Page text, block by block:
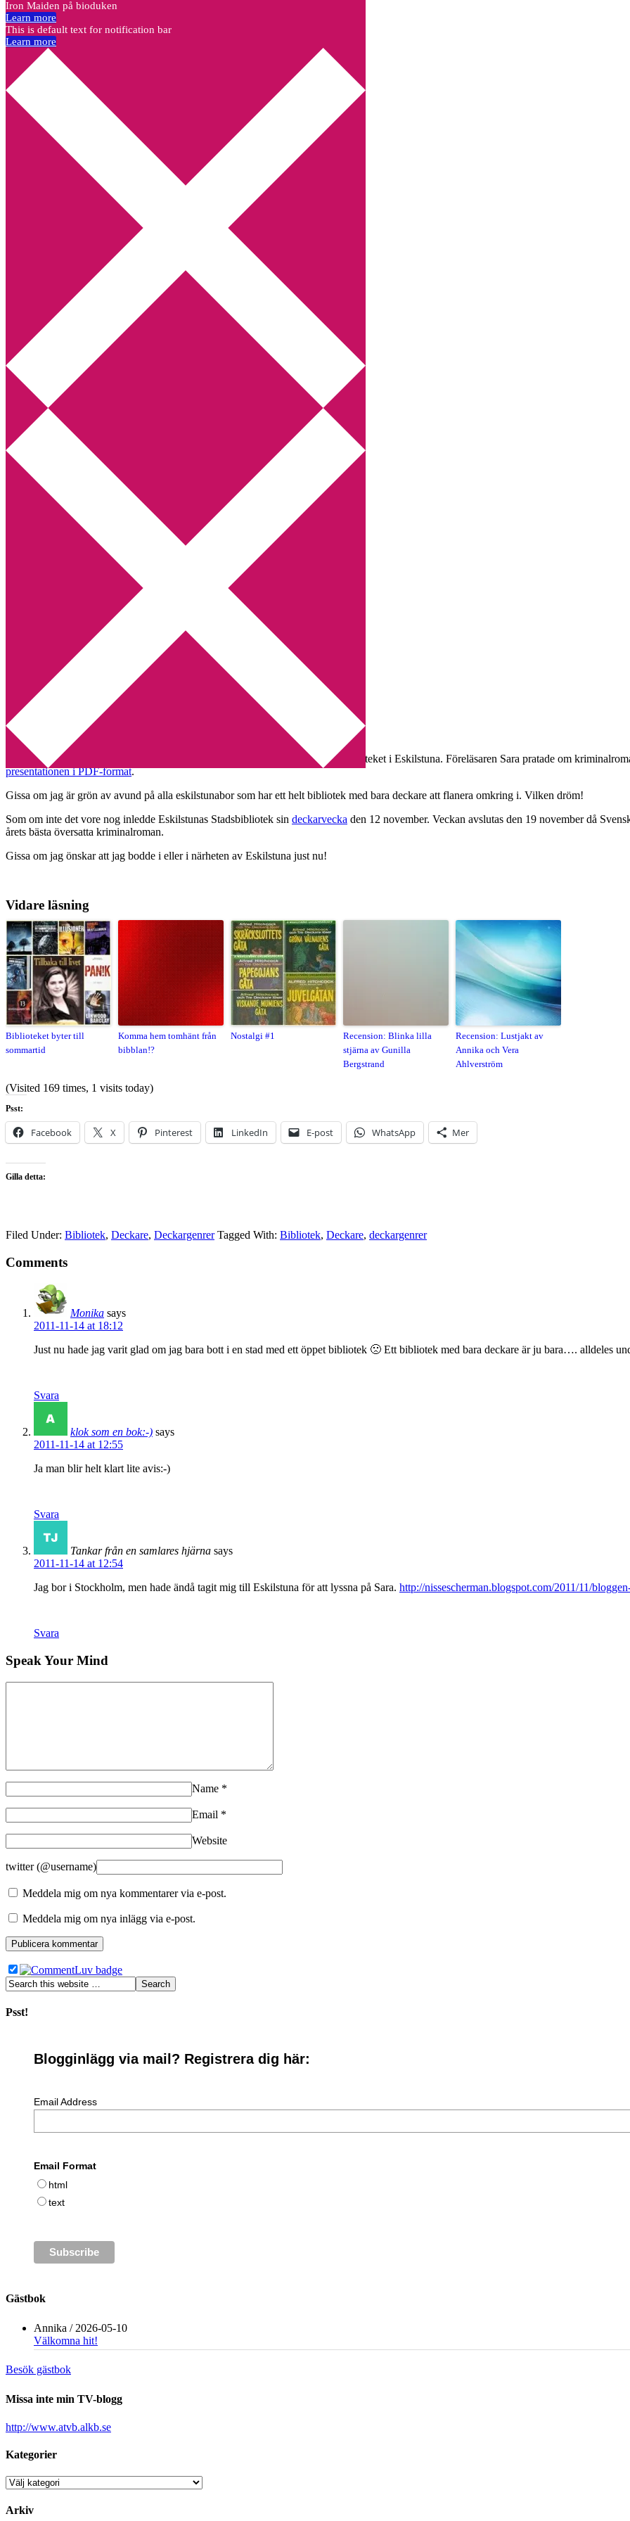
Annikas litteratur- och kulturblogg
Deckare, kriminalromaner, thrillers
Hem
Boktolva
Författarfemman
Kontakt
Webbshop Amazon
Utskriftscentralen
Min tv-blogg
You are here:Home /Ett helt bibliotek med deckare
Ett helt bibliotek med deckare
2011-11-14 Annika
I går skrevJoachim på Deckarhuset om en föreläsning som hölls på Deckarbiblioteket i Eskilstuna. Föreläsaren Sara pratade om
presentationen i PDF-format.
Gissa om jag är grön av avund på alla eskilstunabor som har ett helt bibliotek med bara deckare att flanera omkring i. Vilken dröm!
Som om inte det vore nog inledde Eskilstunas Stadsbibliotek sin deckarvecka den 12 november. Veckan avslutas den 19 november då
årets bästa översatta kriminalroman.
Gissa om jag önskar att jag bodde i eller i närheten av Eskilstuna just nu!
Vidare läsning
Biblioteket byter till
sommartid
Komma hem tomhänt från
bibblan!?
Nostalgi #1
Recension: Blinka lilla
stjärna av Gunilla
Bergstrand
Recension: Lustjakt av
Annika och Vera
Ahlverström
(Visited 169 times, 1 visits today)
Psst:
Facebook X Pinterest LinkedIn E-post WhatsApp Mer
Gilla detta:
Filed Under: Bibliotek, Deckare, Deckargenrer Tagged With: Bibliotek, Deckare, deckargenrer
Comments
Monika says
2011-11-14 at 18:12
Just nu hade jag varit glad om jag bara bott i en stad med ett öppet bibliotek 🙁 Ett bibliotek med bara deckare är ju bara…. alldeles
Svara
klok som en bok:-) says
2011-11-14 at 12:55
Ja man blir helt klart lite avis:-)
Svara
Tankar från en samlares hjärna says
2011-11-14 at 12:54
Jag bor i Stockholm, men hade ändå tagit mig till Eskilstuna för att lyssna på Sara. http://nissescherman.blogspot.com/2011/11/
Svara
Speak Your Mind
Name *
Email *
Website
twitter (@username)
Meddela mig om nya kommentarer via e-post.
Meddela mig om nya inlägg via e-post.
Psst!
Blogginlägg via mail? Registrera dig här:
Email Address
Email Format
html
text
Gästbok
Annika / 2026-05-10
Välkomna hit!
Besök gästbok
Missa inte min TV-blogg
http://www.atvb.alkb.se
Kategorier
Kategorier
Arkiv
Iron Maiden på bioduken
Learn more
This is default text for notification bar
Learn more